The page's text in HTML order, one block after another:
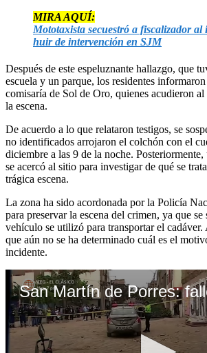
MIRA AQUÍ:
Mototaxista secuestró a fiscalizador al
huir de intervención en SJM
Después de este espeluznante hallazgo, que
escuela y un parque, los residentes
comisaría de Sol de Oro, quienes acudieron
la escena.
De acuerdo a lo que relataron testigos, se
no identificados arrojaron el colchón con el
diciembre a las 9 de la noche.
se acercó al sitio para investigar de qué se
trágica escena.
La zona ha sido acordonada por la Policía
para preservar la escena del crimen, ya que se
vehículo se utilizó para transportar el
que aún no se ha determinado cuál es el
incidente.